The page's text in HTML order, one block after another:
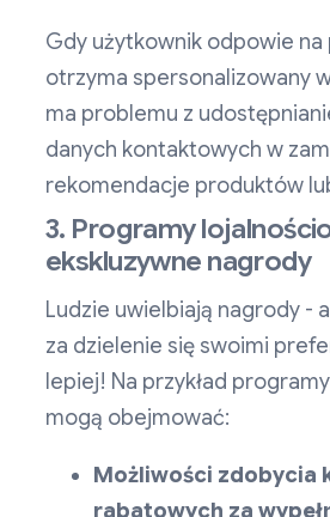
Gdy użytkownik odpowie na
otrzyma spersonalizowany
ma problemu z
danych kontaktowych w
rekomendacje produktów
3. Programy
ekskluzywne nagrody
Ludzie uwielbiają nagrody -
za dzielenie się swoimi
lepiej! Na przykład
mogą obejmować:
Możliwości zdobycia
rabatowych za